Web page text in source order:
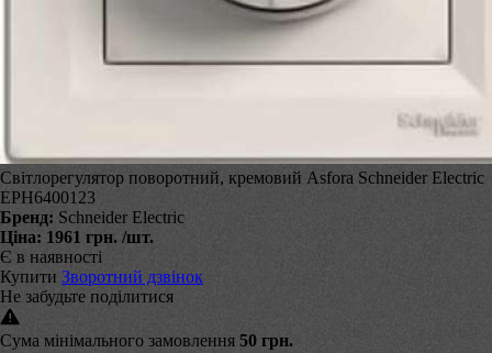
Світлорегулятор поворотний, кремовий Asfora Schneider Electric
EPH6400123
Бренд: Schneider Electric
Ціна: 1961 грн. /шт.
Є в наявності
Купити Зворотний дзвінок
Не забудьте поділитися
Сума мінімального замовлення 50 грн.